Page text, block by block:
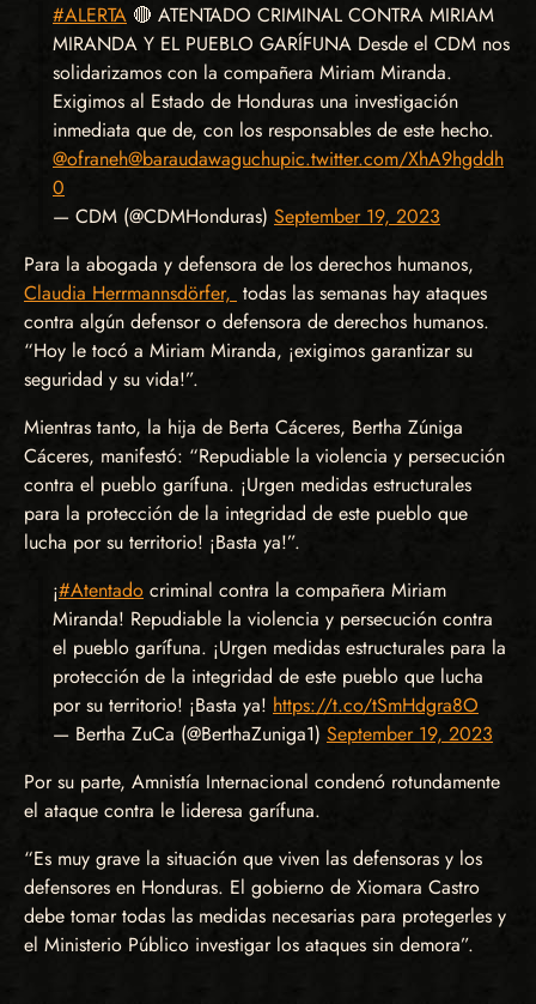
#ALERTA 🔴 ATENTADO CRIMINAL CONTRA MIRIAM
MIRANDA Y EL PUEBLO GARÍFUNA Desde el CDM nos
solidarizamos con la compañera Miriam Miranda.
Exigimos al Estado de Honduras una investigación
inmediata que de, con los responsables de este hecho.
@ofraneh@baraudawaguchupic.twitter.com/XhA9hgddh
0
— CDM (@CDMHonduras) September 19, 2023
Para la abogada y defensora de los derechos humanos,
Claudia Herrmannsdörfer, todas las semanas hay ataques
contra algún defensor o defensora de derechos humanos.
“Hoy le tocó a Miriam Miranda, ¡exigimos garantizar su
seguridad y su vida!”.
Mientras tanto, la hija de Berta Cáceres, Bertha Zúniga
Cáceres, manifestó: “Repudiable la violencia y persecución
contra el pueblo garífuna. ¡Urgen medidas estructurales
para la protección de la integridad de este pueblo que
lucha por su territorio! ¡Basta ya!”.
¡#Atentado criminal contra la compañera Miriam
Miranda! Repudiable la violencia y persecución contra
el pueblo garífuna. ¡Urgen medidas estructurales para la
protección de la integridad de este pueblo que lucha
por su territorio! ¡Basta ya! https://t.co/tSmHdgra8O
— Bertha ZuCa (@BerthaZuniga1) September 19, 2023
Por su parte, Amnistía Internacional condenó rotundamente
el ataque contra le lideresa garífuna.
“Es muy grave la situación que viven las defensoras y los
defensores en Honduras. El gobierno de Xiomara Castro
debe tomar todas las medidas necesarias para protegerles y
el Ministerio Público investigar los ataques sin demora”.